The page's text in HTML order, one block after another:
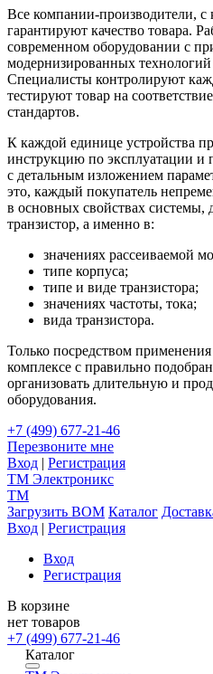
Все компании-производители,
гарантируют качество товара.
современном оборудовании с
модернизированных
Специалисты контролируют
тестируют товар на
стандартов.
К каждой единице устройства
инструкцию по эксплуатации и
с детальным изложением
это, каждый покупатель
в основных свойствах системы,
транзистор, а именно в:
значениях рассеиваемой
типе корпуса;
типе и виде транзистора;
значениях частоты, тока;
вида транзистора.
Только посредством применения
комплексе с правильно
организовать длительную и
оборудования.
+7 (499) 677-21-46
Перезвоните мне
Вход | Регистрация
TM Электроникс
TM
Загрузить BOM Каталог
Вход | Регистрация
Вход
Регистрация
В корзине
нет товаров
+7 (499) 677-21-46
Каталог